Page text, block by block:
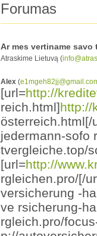
Forumas
Ar mes vertiname savo
Atraskime Lietuvą (
Alex (
[url=http://
reich.html]http://
österreich.html[/
jedermann-sofo
tvergleiche.top/
[url=http://
rgleichen.pro/[/
versicherung -
ve rsicherung-
rgleich.pro/